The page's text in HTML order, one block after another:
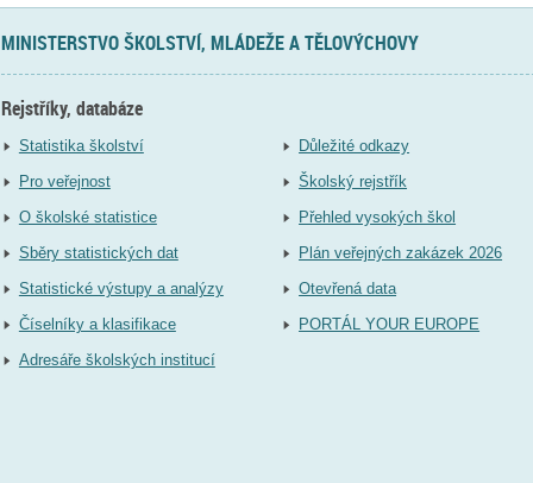
MINISTERSTVO ŠKOLSTVÍ, MLÁDEŽE A TĚLOVÝCHOVY
Rejstříky, databáze
Statistika školství
Pro veřejnost
O školské statistice
Sběry statistických dat
Statistické výstupy a analýzy
Číselníky a klasifikace
Adresáře školských institucí
Důležité odkazy
Školský rejstřík
Přehled vysokých škol
Plán veřejných zakázek 2026
Otevřená data
PORTÁL YOUR EUROPE